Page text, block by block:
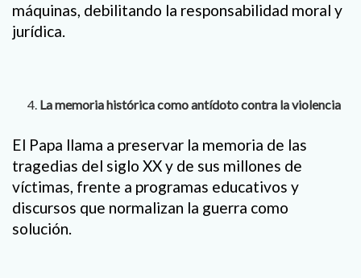
máquinas, debilitando la responsabilidad moral y
jurídica.
La memoria histórica como antídoto contra la violencia
El Papa llama a preservar la memoria de las
tragedias del siglo XX y de sus millones de
víctimas, frente a programas educativos y
discursos que normalizan la guerra como
solución.